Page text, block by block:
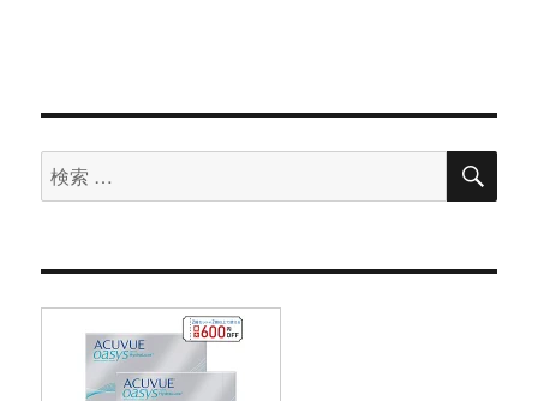
検
索
象:
検